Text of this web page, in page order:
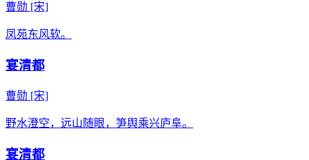
曹勋 [宋]
凤苑东风软。
宴清都
曹勋 [宋]
野水澄空，远山随眼，笋舆乘兴庐阜。
宴清都